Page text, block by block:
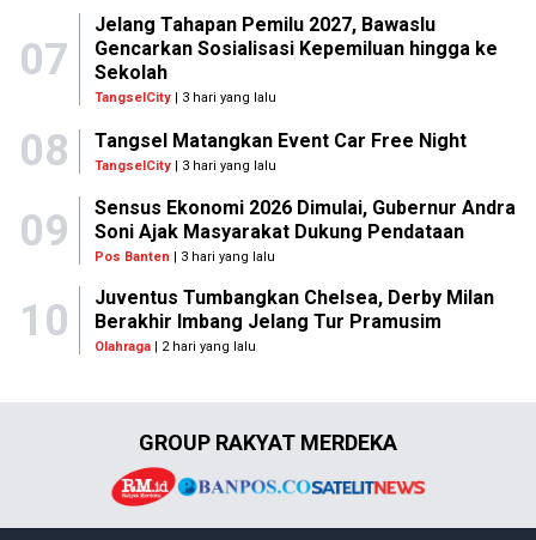
07
Jelang Tahapan Pemilu 2027, Bawaslu
Gencarkan Sosialisasi Kepemiluan hingga ke
Sekolah
TangselCity| 3 hari yang lalu
08 Tangsel Matangkan Event Car Free Night
TangselCity | 3 hari yang lalu
09
Sensus Ekonomi 2026 Dimulai, Gubernur Andra
Soni Ajak Masyarakat Dukung Pendataan
Pos Banten | 3 hari yang lalu
10
Juventus Tumbangkan Chelsea, Derby Milan
Berakhir Imbang Jelang Tur Pramusim
Olahraga| 2 hari yang lalu
GROUP RAKYAT MERDEKA